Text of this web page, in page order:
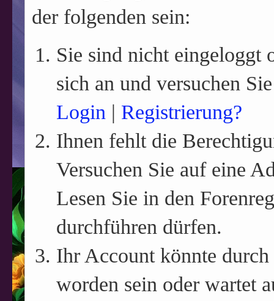
der folgenden sein:
Sie sind nicht eingeloggt
sich an und versuchen
Login | Registrierung?
Ihnen fehlt die
Versuchen Sie auf eine
Lesen Sie in den
durchführen dürfen.
Ihr Account könnte
worden sein oder wartet